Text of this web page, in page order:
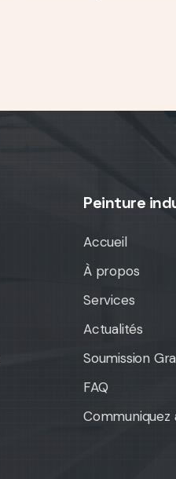
Peinture
Accueil
À propos
Services
Actualités
Soumission
FAQ
Communiquez